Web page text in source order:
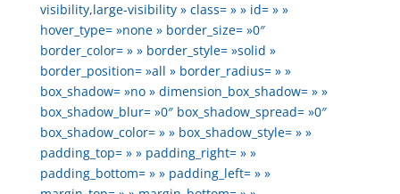
visibility,large-visibility » class= » » id= » »
hover_type= »none » border_size= »0″
border_color= » » border_style= »solid »
border_position= »all » border_radius= » »
box_shadow= »no » dimension_box_shadow= » »
box_shadow_blur= »0″ box_shadow_spread= »0″
box_shadow_color= » » box_shadow_style= » »
padding_top= » » padding_right= » »
padding_bottom= » » padding_left= » »